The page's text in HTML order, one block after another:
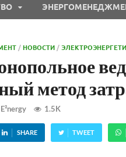
/НОВОСТИ /
метод
E²nergy 1.5K
SHARE TWEET